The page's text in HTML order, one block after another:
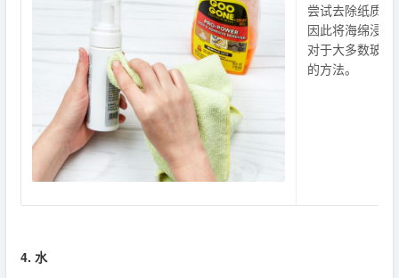
尝试去除纸质
因此将海绵浸
对于大多数玻
的方法。
4. 水